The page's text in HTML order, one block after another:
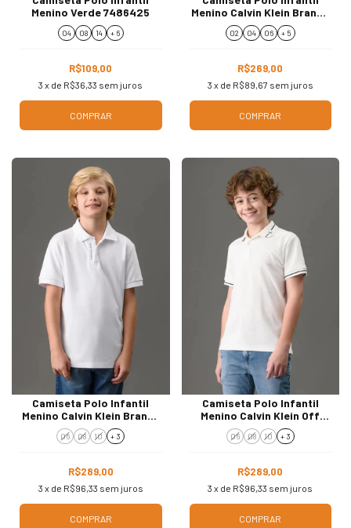
Menino Verde 7486425
04 08 14 + 6
R$109,00
3 x de R$36,33 sem juros
COMPRAR
Menino Calvin Klein Branca
CKJJ205
02 04 06 + 5
R$269,00
3 x de R$89,67 sem juros
COMPRAR
Camiseta Polo Infantil
Menino Calvin Klein Branca
CJ5PJ02PC831
06 08 10 + 3
R$289,00
3 x de R$96,33 sem juros
COMPRAR
Camiseta Polo Infantil
Menino Calvin Klein Off
White CJ5PJ02PC832
06 08 10 + 3
R$289,00
3 x de R$96,33 sem juros
COMPRAR